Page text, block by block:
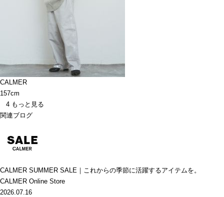
CALMER
157cm
4 もっと見る
関連ブログ
CALMER SUMMER SALE｜これからの季節に活躍するアイテムを。
CALMER Online Store
2026.07.16